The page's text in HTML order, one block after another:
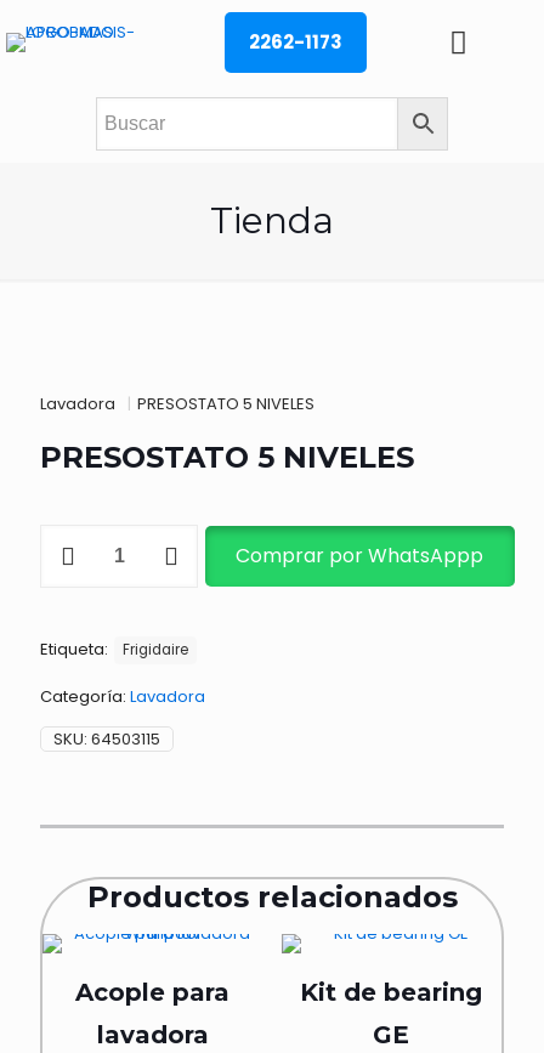
2262-1173
Tienda
Lavadora | PRESOSTATO 5 NIVELES
PRESOSTATO 5 NIVELES
Comprar por WhatsAppp
Etiqueta: Frigidaire
Categoría: Lavadora
SKU: 64503115
Productos relacionados
Acople para
lavadora
Kit de bearing
GE